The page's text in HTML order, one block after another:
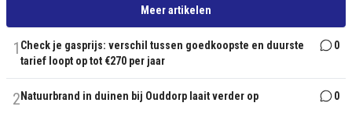
Meer artikelen
1 Check je gasprijs: verschil tussen goedkoopste en duurste
tarief loopt op tot €270 per jaar
0
2 Natuurbrand in duinen bij Ouddorp laait verder op 0